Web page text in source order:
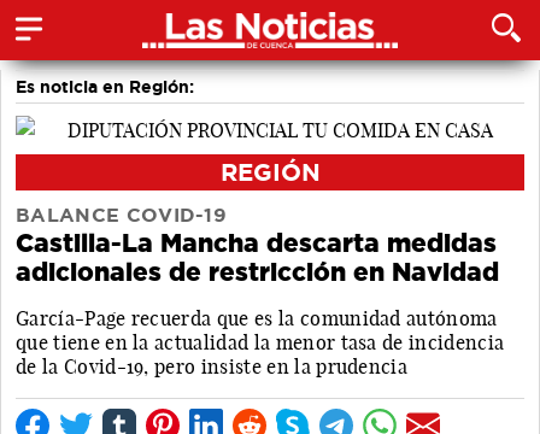
Es noticia en Región:
REGIÓN
BALANCE COVID-19
Castilla-La Mancha descarta medidas
adicionales de restricción en Navidad
García-Page recuerda que es la comunidad autónoma
que tiene en la actualidad la menor tasa de incidencia
de la Covid-19, pero insiste en la prudencia